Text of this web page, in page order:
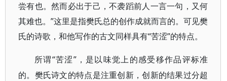
尝有也。然而必出于己，不袭蹈前人一言一句，又何
其难也。”这里是指樊氏总的创作成就而言的。可见樊
氏的诗歌，和他写作的古文同样具有“苦涩”的特点。
所谓“苦涩”，是以味觉上的感受移作品评标准
的。樊氏诗文的特点是注重创新，创新的结果过分超